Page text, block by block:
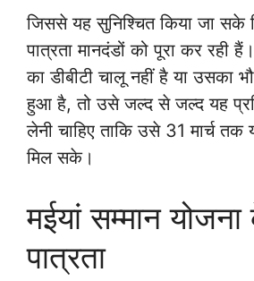
जिससे यह सुनिश्चित किया जा सके
पात्रता मानदंडों को पूरा कर रही
का डीबीटी चालू नहीं है या उसका
हुआ है, तो उसे जल्द से जल्द यह
लेनी चाहिए ताकि उसे 31 मार्च तक
मिल सके।
मईयां सम्मान
पात्रता